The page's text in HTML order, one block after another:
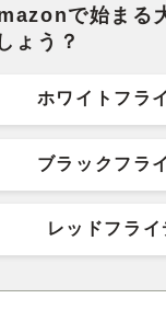
で始まる
ょう？
ホワイトフラ
ブラックフラ
レッドフライ